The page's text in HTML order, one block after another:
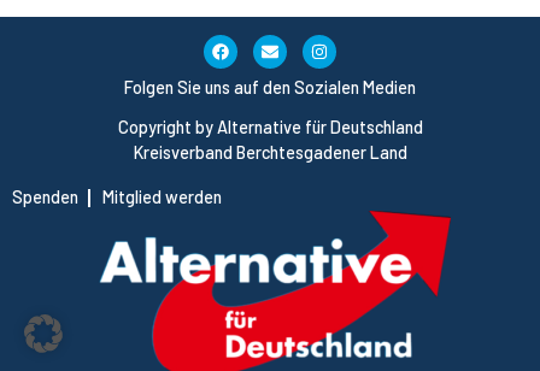
Copyright by Alternative für Deutschland
Kreisverband Berchtesgadener Land
Spenden Mitglied werden
Folgen Sie uns auf den Sozialen Medien